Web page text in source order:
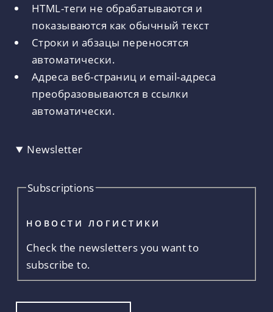
HTML-теги не обрабатываются и
показываются как обычный текст
Строки и абзацы переносятся
автоматически.
Адреса веб-страниц и email-адреса
преобразовываются в ссылки
автоматически.
Newsletter
Subscriptions
НОВОСТИ ЛОГИСТИКИ
Check the newsletters you want to
subscribe to.